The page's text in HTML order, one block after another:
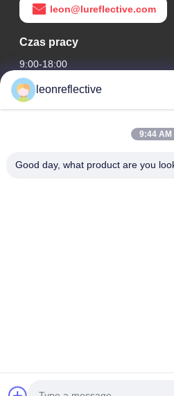
leon@lureflective.com
Czas pracy
9:00-18:00
Nasz adres
2 piętro, budynek D2, Huayi
leonreflective
9:44 AM
Good day, what product are you